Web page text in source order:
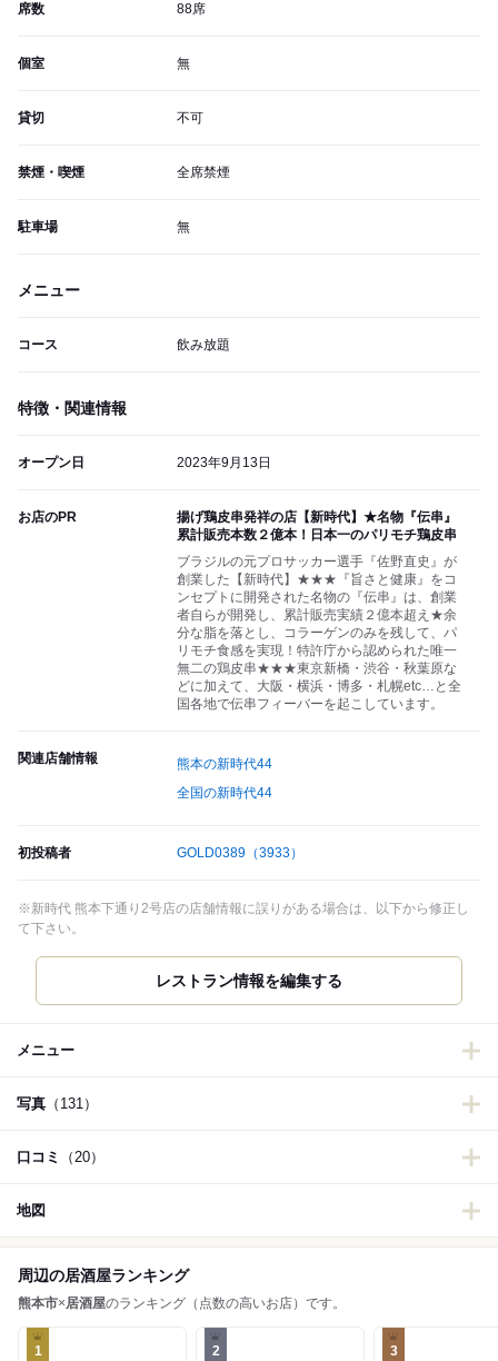
席数 88席
個室 無
貸切 不可
禁煙・喫煙 全席禁煙
駐車場 無
メニュー
コース 飲み放題
特徴・関連情報
オープン日 2023年9月13日
お店のPR
揚げ鶏皮串発祥の店【新時代】★名物『伝串』
累計販売本数２億本！日本一のパリモチ鶏皮串
ブラジルの元プロサッカー選手『佐野直史』が
創業した【新時代】★★★『旨さと健康』をコ
ンセプトに開発された名物の『伝串』は、創業
者自らが開発し、累計販売実績２億本超え★余
分な脂を落とし、コラーゲンのみを残して、パ
リモチ食感を実現！特許庁から認められた唯一
無二の鶏皮串★★★東京新橋・渋谷・秋葉原な
どに加えて、大阪・横浜・博多・札幌etc…と全
国各地で伝串フィーバーを起こしています。
関連店舗情報
熊本の新時代44
全国の新時代44
初投稿者 GOLD0389 （3933）
※新時代 熊本下通り2号店の店舗情報に誤りがある場合は、以下から修正し
て下さい。
レストラン情報を編集する
メニュー
写真 （131）
口コミ （20）
地図
周辺の居酒屋ランキング
熊本市×居酒屋のランキング（点数の高いお店）です。
1 2 3